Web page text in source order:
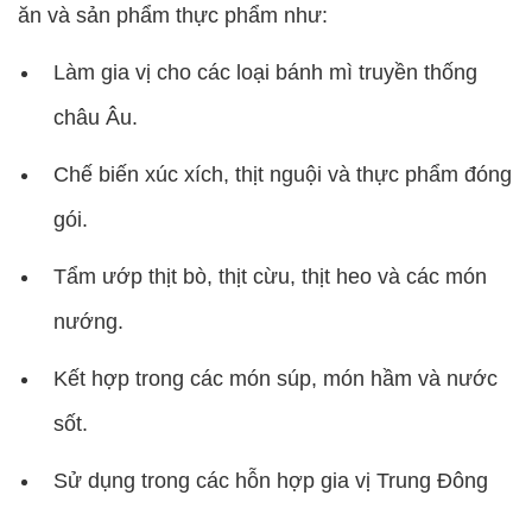
ăn và sản phẩm thực phẩm như:
Làm gia vị cho các loại bánh mì truyền thống
châu Âu.
Chế biến xúc xích, thịt nguội và thực phẩm đóng
gói.
Tẩm ướp thịt bò, thịt cừu, thịt heo và các món
nướng.
Kết hợp trong các món súp, món hầm và nước
sốt.
Sử dụng trong các hỗn hợp gia vị Trung Đông